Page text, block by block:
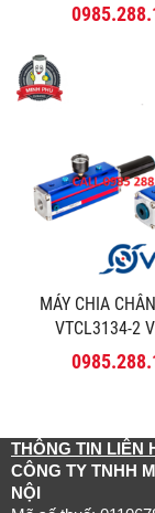
MÁY CHIA
VTCL3134-2
THÔNG TIN LIÊN
CÔNG TY TNHH
NỘI